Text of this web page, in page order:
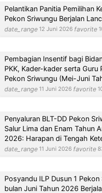
Pelantikan Panitia Pemilihan
Pekon Sriwungu Berjalan
date_range 12 Juni 2026 favorite
Pembagian Insentif bagi
PKK, Kader-kader serta Guru
Pekon Sriwungu (Mei-Juni
date_range 11 Juni 2026 favorite
Penyaluran BLT-DD Pekon
Salur Lima dan Enam Tahun
2026: Harapan di Tengah
date_range 11 Juni 2026 favorite
Posyandu ILP Dusun 1
bulan Juni Tahun 2026